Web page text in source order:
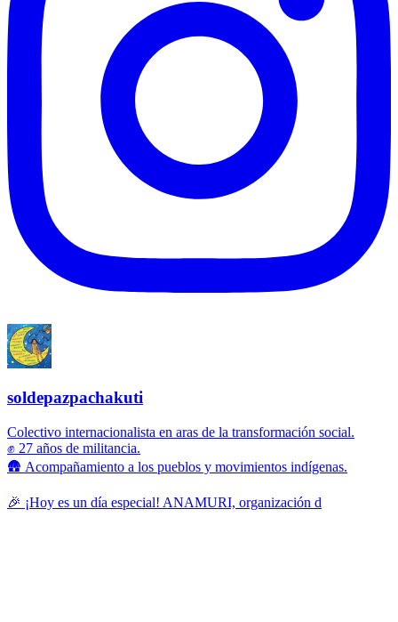
soldepazpachakuti
Colectivo internacionalista en aras de la transformación social.
✊ 27 años de militancia.
🛖 Acompañamiento a los pueblos y movimientos indígenas.
🎉 ¡Hoy es un día especial! ANAMURI, organización d